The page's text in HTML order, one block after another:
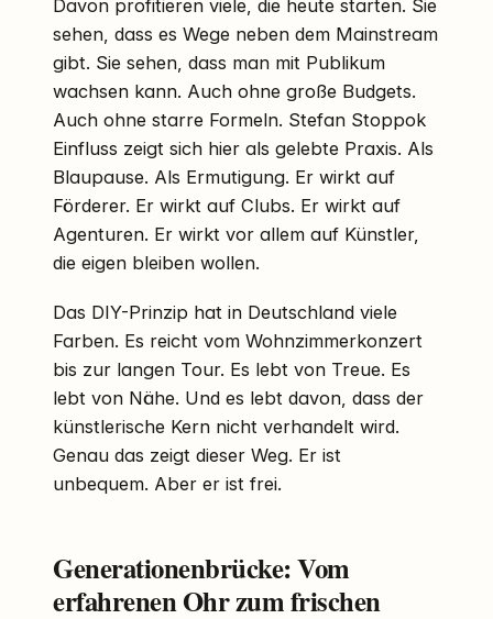
Davon profitieren viele, die heute starten. Sie
sehen, dass es Wege neben dem Mainstream
gibt. Sie sehen, dass man mit Publikum
wachsen kann. Auch ohne große Budgets.
Auch ohne starre Formeln. Stefan Stoppok
Einfluss zeigt sich hier als gelebte Praxis. Als
Blaupause. Als Ermutigung. Er wirkt auf
Förderer. Er wirkt auf Clubs. Er wirkt auf
Agenturen. Er wirkt vor allem auf Künstler,
die eigen bleiben wollen.
Das DIY-Prinzip hat in Deutschland viele
Farben. Es reicht vom Wohnzimmerkonzert
bis zur langen Tour. Es lebt von Treue. Es
lebt von Nähe. Und es lebt davon, dass der
künstlerische Kern nicht verhandelt wird.
Genau das zeigt dieser Weg. Er ist
unbequem. Aber er ist frei.
Generationenbrücke: Vom
erfahrenen Ohr zum frischen